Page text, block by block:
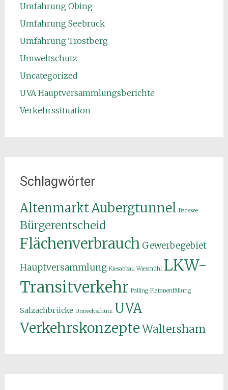
Umfahrung Obing
Umfahrung Seebruck
Umfahrung Trostberg
Umweltschutz
Uncategorized
UVA Hauptversammlungsberichte
Verkehrssituation
Schlagwörter
AltenmarktAubergtunnel Badesee
Bürgerentscheid
Flächenverbrauch Gewerbegebiet
Hauptversammlung Kiesabbau Wiesmühl LKW-
Transitverkehr Palling Platanenfällung
Salzachbrücke Umweltschutz UVA
VerkehrskonzepteWaltersham